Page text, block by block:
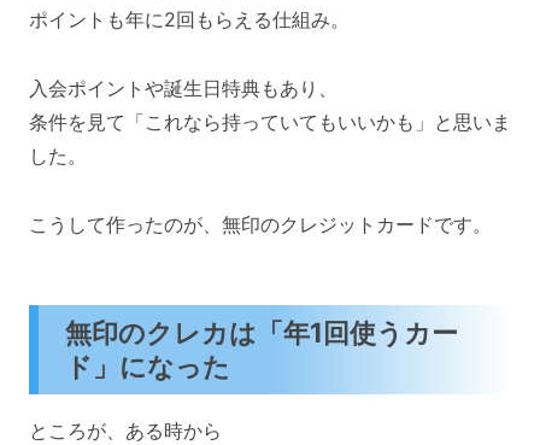
ポイントも年に2回もらえる仕組み。
入会ポイントや誕生日特典もあり、
条件を見て「これなら持っていてもいいかも」と思いま
した。
こうして作ったのが、無印のクレジットカードです。
無印のクレカは「年1回使うカー
ド」になった
ところが、ある時から